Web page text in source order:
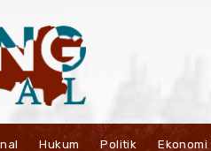
Hukum Politik Ekonomi